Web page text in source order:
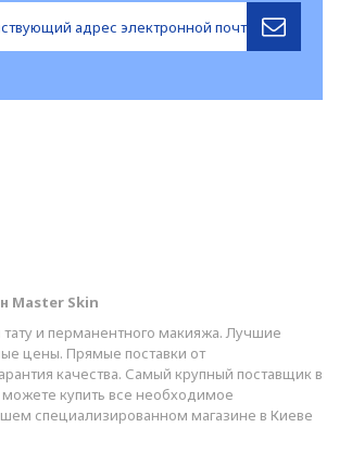
Master Skin
и перманентного макияжа. Лучшие
цены. Прямые поставки от
качества. Самый крупный поставщик в
купить все необходимое
специализированном магазине в Киеве